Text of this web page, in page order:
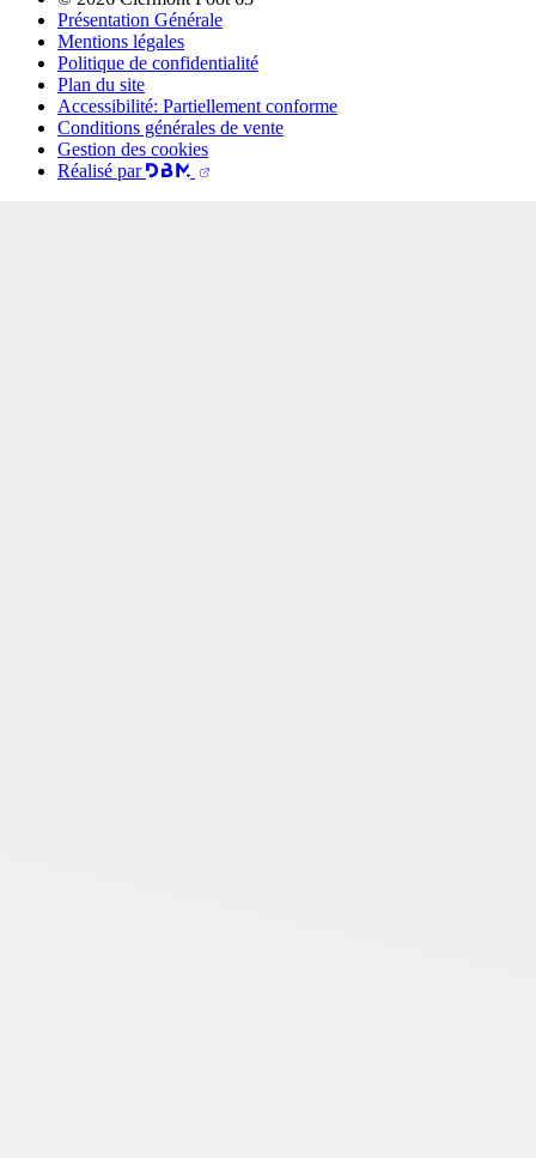
Présentation Générale
Mentions légales
Politique de confidentialité
Plan du site
Accessibilité: Partiellement conforme
Conditions générales de vente
Gestion des cookies
Réalisé par